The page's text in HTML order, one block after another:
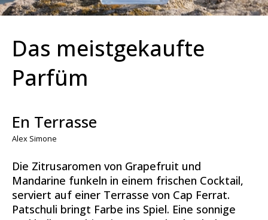
Das meistgekaufte
Parfüm
En Terrasse
Alex Simone
Die Zitrusaromen von Grapefruit und
Mandarine funkeln in einem frischen Cocktail,
serviert auf einer Terrasse von Cap Ferrat.
Patschuli bringt Farbe ins Spiel. Eine sonnige